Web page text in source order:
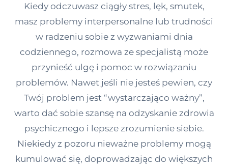
Dołącz do portalu
Kiedy odczuwasz ciągły stres, lęk, smutek,
masz problemy interpersonalne lub trudności
w radzeniu sobie z wyzwaniami dnia
codziennego, rozmowa ze specjalistą może
przynieść ulgę i pomoc w rozwiązaniu
problemów. Nawet jeśli nie jesteś pewien, czy
Twój problem jest “wystarczająco ważny”,
warto dać sobie szansę na odzyskanie zdrowia
psychicznego i lepsze zrozumienie siebie.
Niekiedy z pozoru nieważne problemy mogą
kumulować się, doprowadzając do większych